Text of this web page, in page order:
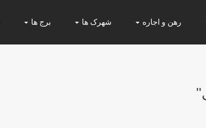
رهن و اجاره شهرک ها برج ها